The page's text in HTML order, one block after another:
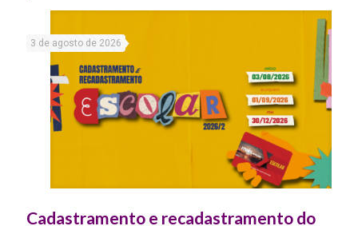
3 de agosto de 2026
Cadastramento e recadastramento do